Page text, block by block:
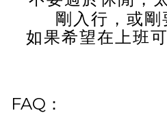
剛入行，或剛
如果希望在上班
FAQ：